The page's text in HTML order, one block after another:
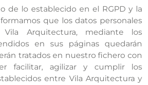
de lo establecido en el RGPD y la
que los datos personales
Vila Arquitectura, mediante los
en sus páginas quedarán
tratados en nuestro fichero con
facilitar, agilizar y cumplir los
entre Vila Arquitectura y